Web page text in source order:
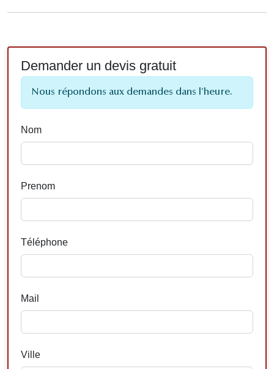
Demander un devis gratuit
Nous répondons aux demandes dans l'heure.
Nom
Prenom
Téléphone
Mail
Ville